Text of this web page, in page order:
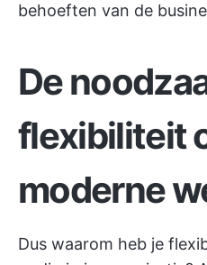
behoeften van de
De
flexibiliteit
moderne
Dus waarom heb je